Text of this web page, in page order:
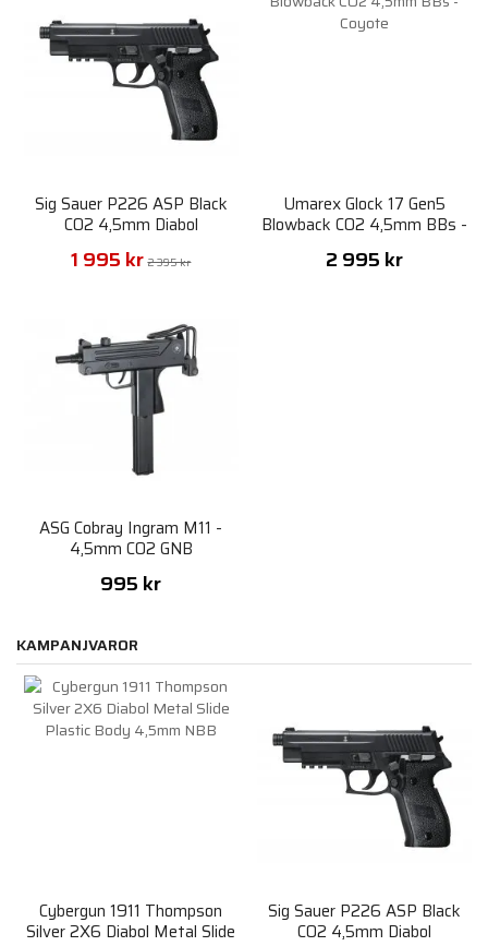
Sig Sauer P226 ASP Black
CO2 4,5mm Diabol
1 995 kr 2 395 kr
Umarex Glock 17 Gen5
Blowback CO2 4,5mm BBs -
Coyote
2 995 kr
ASG Cobray Ingram M11 -
4,5mm CO2 GNB
995 kr
KAMPANJVAROR
Cybergun 1911 Thompson
Silver 2X6 Diabol Metal Slide
Sig Sauer P226 ASP Black
CO2 4,5mm Diabol